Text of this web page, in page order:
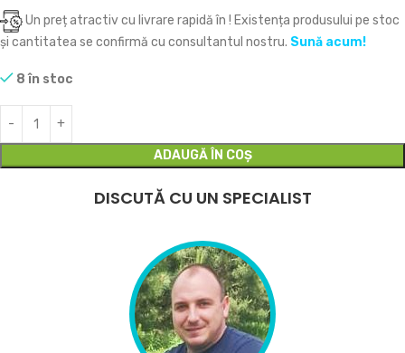
Un preț atractiv cu livrare rapidă în ! Existența produsului pe stoc
și cantitatea se confirmă cu consultantul nostru. Sună acum!
8 în stoc
ADAUGĂ ÎN COȘ
DISCUTĂ CU UN SPECIALIST